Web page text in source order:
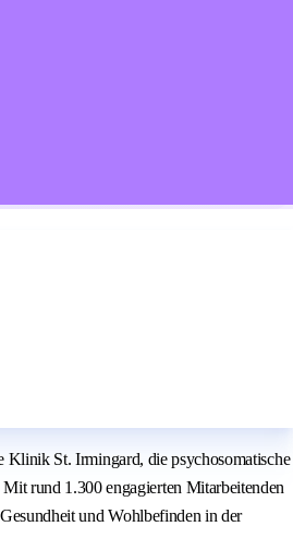
Klinik St. Irmingard, die psychosomatische
rund 1.300 engagierten Mitarbeitenden
und Wohlbefinden in der